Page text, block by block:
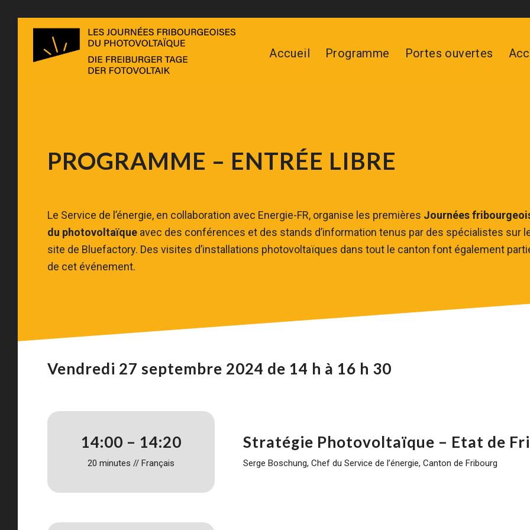
Accueil Programme Portes ouvertes
PROGRAMME – ENTRÉE LIBRE
Le Service de l’énergie, en collaboration avec Energie-FR, organise les premières Journées
du photovoltaïque avec des conférences et des stands d’information tenus par des spécialistes sur
site de Bluefactory. Des visites d’installations photovoltaïques dans tout le canton font également
de cet événement.
Vendredi 27 septembre 2024 de 14 h à 16 h 30
14:00 – 14:20
20 minutes // Français
Stratégie Photovoltaïque – Etat de
Serge Boschung, Chef du Service de l’énergie, Canton de Fribourg